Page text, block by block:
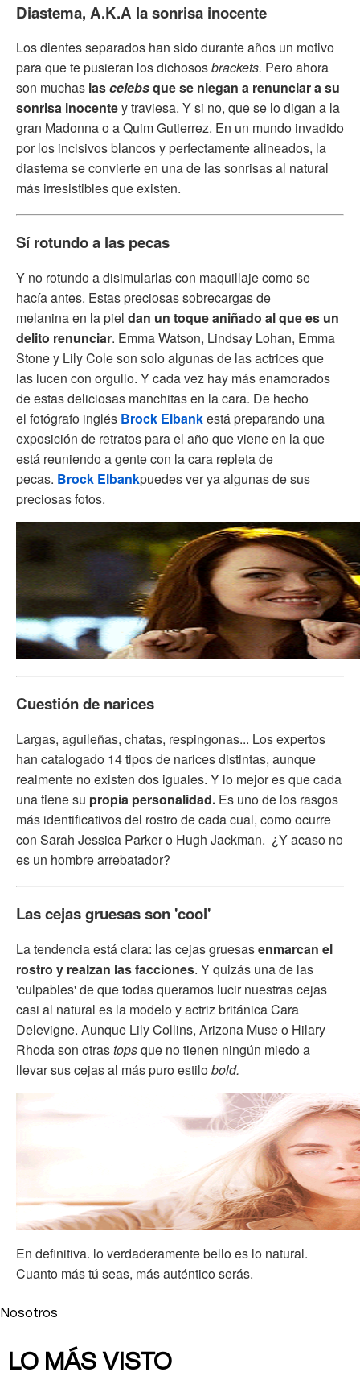
Diastema, A.K.A la sonrisa inocente
Los dientes separados han sido durante años un motivo
para que te pusieran los dichososbrackets. Pero ahora
son muchas lascelebsque se niegan a renunciar a su
sonrisa inocentey traviesa. Y si no, que se lo digan a la
gran Madonna o a Quim Gutierrez. En un mundo invadido
por los incisivos blancos y perfectamente alineados, la
diastema se convierte en una de las sonrisas al natural
más irresistibles que existen.
Sí rotundo a las pecas
Y no rotundo a disimularlas con maquillaje como se
hacía antes. Estas preciosas sobrecargas de
melanina en la piel dan un toque aniñado al que es un
delito renunciar. Emma Watson, Lindsay Lohan, Emma
Stone y Lily Cole son solo algunas de las actrices que
las lucen con orgullo. Y cada vez hay más enamorados
de estas deliciosas manchitas en la cara. De hecho
el fotógrafo inglés Brock Elbankestá preparando una
exposición de retratos para el año que viene en la que
está reuniendo a gente con la cara repleta de
pecas. Brock Elbankpuedes ver ya algunas de sus
preciosas fotos.
Cuestión de narices
Largas, aguileñas, chatas, respingonas... Los expertos
han catalogado 14 tipos de narices distintas, aunque
realmente no existen dos iguales. Y lo mejor es que cada
una tiene su propia personalidad. Es uno de los rasgos
más identificativos del rostro de cada cual, como ocurre
con Sarah Jessica Parker o Hugh Jackman. ¿Y acaso no
es un hombre arrebatador?
Las cejas gruesas son 'cool'
La tendencia está clara: las cejas gruesasenmarcan el
rostro y realzan las facciones. Y quizás una de las
'culpables' de que todas queramos lucir nuestras cejas
casi al natural es la modelo y actriz británica Cara
Delevigne. Aunque Lily Collins, Arizona Muse o Hilary
Rhoda son otrastopsque no tienen ningún miedo a
llevar sus cejas al más puro estilobold.
En definitiva. lo verdaderamente bello es lo natural.
Cuanto más tú seas, más auténtico serás.
Nosotros
LO MÁS VISTO